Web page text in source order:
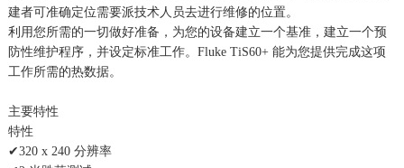
建者可准确定位需要派技术人员去进行维修的位置。
利用您所需的一切做好准备，为您的设备建立一个基准，建立一个预
防性维护程序，并设定标准工作。Fluke TiS60+ 能为您提供完成这项
工作所需的热数据。
主要特性
特性
✔320 x 240 分辨率